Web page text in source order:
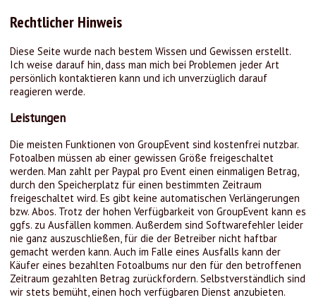
Rechtlicher Hinweis
Diese Seite wurde nach bestem Wissen und Gewissen erstellt.
Ich weise darauf hin, dass man mich bei Problemen jeder Art
persönlich kontaktieren kann und ich unverzüglich darauf
reagieren werde.
Leistungen
Die meisten Funktionen von GroupEvent sind kostenfrei nutzbar.
Fotoalben müssen ab einer gewissen Größe freigeschaltet
werden. Man zahlt per Paypal pro Event einen einmaligen Betrag,
durch den Speicherplatz für einen bestimmten Zeitraum
freigeschaltet wird. Es gibt keine automatischen Verlängerungen
bzw. Abos. Trotz der hohen Verfügbarkeit von GroupEvent kann es
ggfs. zu Ausfällen kommen. Außerdem sind Softwarefehler leider
nie ganz auszuschließen, für die der Betreiber nicht haftbar
gemacht werden kann. Auch im Falle eines Ausfalls kann der
Käufer eines bezahlten Fotoalbums nur den für den betroffenen
Zeitraum gezahlten Betrag zurückfordern. Selbstverständlich sind
wir stets bemüht, einen hoch verfügbaren Dienst anzubieten.